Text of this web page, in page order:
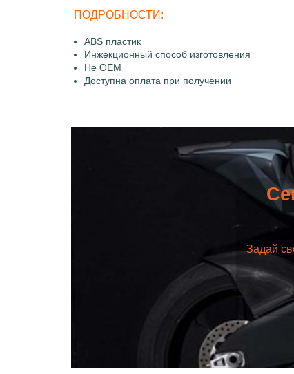
ПОДРОБНОСТИ:
ABS пластик
Инжекционный способ изготовления
Не OEM
Доступна оплата при получении
Задай